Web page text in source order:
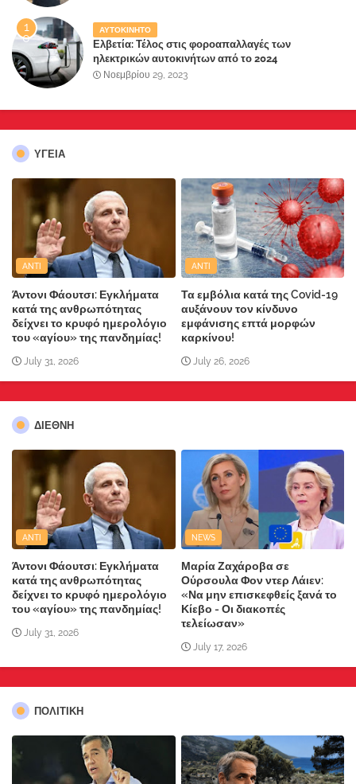
ΑΥΤΟΚΙΝΗΤΟ
Ελβετία: Τέλος στις φοροαπαλλαγές των
ηλεκτρικών αυτοκινήτων από το 2024
Νοεμβρίου 29, 2023
ΥΓΕΙΑ
ANTI
Άντονι Φάουτσι: Εγκλήματα
κατά της ανθρωπότητας
δείχνει το κρυφό ημερολόγιο
του «αγίου» της πανδημίας!
July 31, 2026
ANTI
Τα εμβόλια κατά της Covid-19
αυξάνουν τον κίνδυνο
εμφάνισης επτά μορφών
καρκίνου!
July 26, 2026
ΔΙΕΘΝΗ
ANTI
Άντονι Φάουτσι: Εγκλήματα
κατά της ανθρωπότητας
δείχνει το κρυφό ημερολόγιο
του «αγίου» της πανδημίας!
July 31, 2026
NEWS
Μαρία Ζαχάροβα σε
Ούρσουλα Φον ντερ Λάιεν:
«Να μην επισκεφθείς ξανά το
Κίεβο - Οι διακοπές
τελείωσαν»
July 17, 2026
ΠΟΛΙΤΙΚΗ